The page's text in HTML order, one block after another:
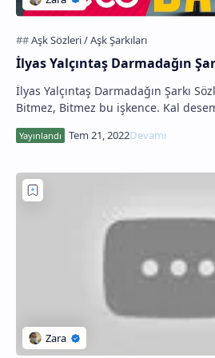
İlyas Yalçıntaş Darmadağın
İlyas Yalçıntaş Darmadağın Şarkı
Bitmez, Bitmez bu işkence. Kal